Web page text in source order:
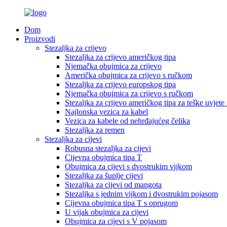
Dom
Proizvodi
Stezaljka za crijevo
Stezaljka za crijevo američkog tipa
Njemačka obujmica za crijevo
Američka obujmica za crijevo s ručkom
Stezaljka za crijevo europskog tipa
Njemačka obujmica za crijevo s ručkom
Stezaljka za crijevo američkog tipa za teške uvjete
Najlonska vezica za kabel
Vezica za kabele od nehrđajućeg čelika
Stezaljka za remen
Stezaljka za cijevi
Robusna stezaljka za cijevi
Cijevna obujmica tipa T
Obujmica za cijevi s dvostrukim vijkom
Stezaljka za šuplje cijevi
Stezaljka za cijevi od mangota
Stezaljka s jednim vijkom i dvostrukim pojasom
Cijevna obujmica tipa T s oprugom
U vijak obujmica za cijevi
Obujmica za cijevi s V pojasom